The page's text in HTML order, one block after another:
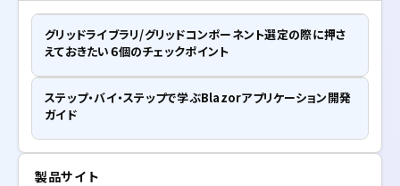
グリッドライブラリ/グリッドコンポーネント選定の際に押さ
えておきたい６個のチェックポイント
ステップ・バイ・ステップで学ぶBlazorアプリケーション開発
ガイド
製品サイト